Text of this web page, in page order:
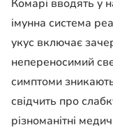
Комарі вводять у
імунна система
укус включає
непереносимий
симптоми
свідчить про
різноманітні